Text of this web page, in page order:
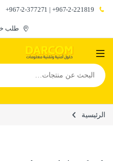
967-2-221819+ | 967-2-377271+
طلب
البحث عن:
الرئيسية